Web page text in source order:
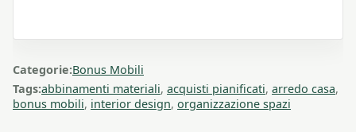
Categorie:Bonus Mobili
Tags:abbinamenti materiali, acquisti pianificati, arredo casa,
bonus mobili, interior design, organizzazione spazi